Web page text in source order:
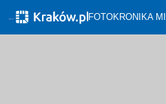
← FOTOKRONIKA